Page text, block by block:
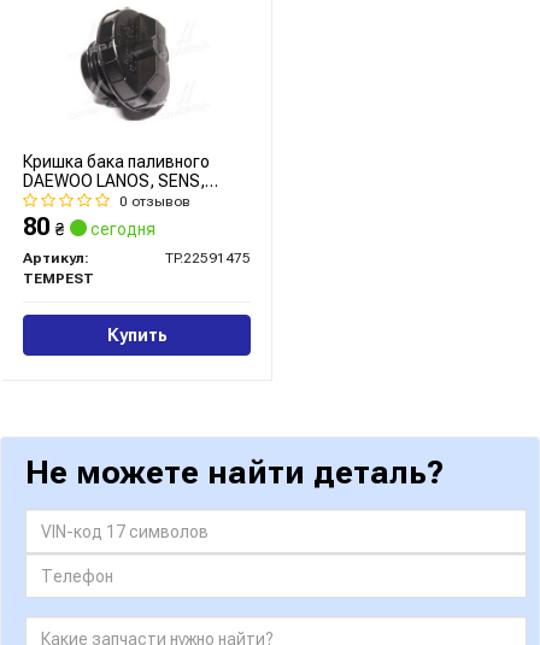
Кришка бака паливного
DAEWOO LANOS, SENS,
NEXIA, AVEO (TEMPEST)
0 отзывов
80 ₴ сегодня
Артикул:
TP.22591475
TEMPEST
Купить
Не можете найти деталь?